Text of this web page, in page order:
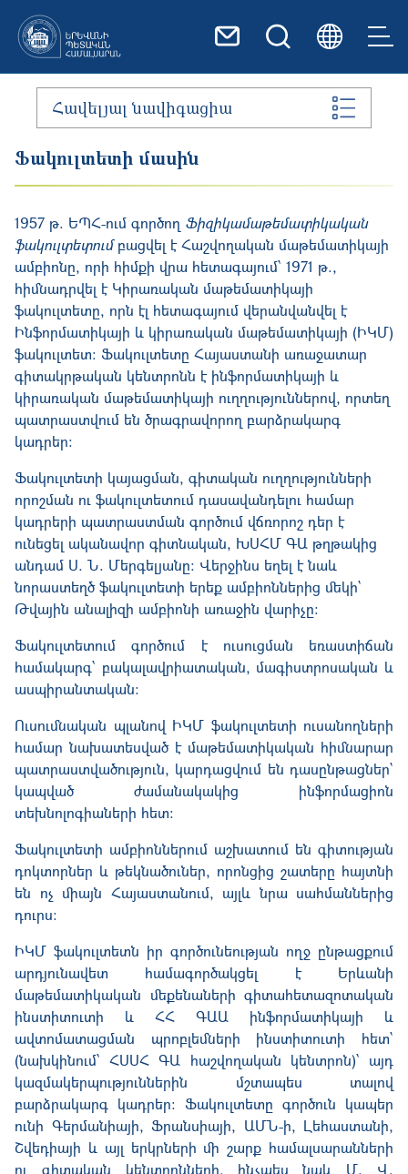
Հավելյալ նավիգացիա
Ֆակուլտետի մասին
1957 թ. ԵՊՀ-ում գործող Ֆիզիկամաթեմատիկական
ֆակուլտետումբացվել է Հաշվողական մաթեմատիկայի
ամբիոնը, որի հիմքի վրա հետագայում՝ 1971 թ.,
հիմնադրվել է Կիրառական մաթեմատիկայի
ֆակուլտետը, որն էլ հետագայում վերանվանվել է
Ինֆորմատիկայի և կիրառական մաթեմատիկայի (ԻԿՄ)
ֆակուլտետ։ Ֆակուլտետը Հայաստանի առաջատար
գիտակրթական կենտրոնն է ինֆորմատիկայի և
կիրառական մաթեմատիկայի ուղղություններով, որտեղ
պատրաստվում են ծրագրավորող բարձրակարգ
կադրեր։
Ֆակուլտետի կայացման, գիտական ուղղությունների
որոշման ու ֆակուլտետում դասավանդելու համար
կադրերի պատրաստման գործում վճռորոշ դեր է
ունեցել ականավոր գիտնական, ԽՍՀՄ ԳԱ թղթակից
անդամ Ս. Ն. Մերգելյանը: Վերջինս եղել է նաև
նորաստեղծ ֆակուլտետի երեք ամբիոններից մեկի`
Թվային անալիզի ամբիոնի առաջին վարիչը:
Ֆակուլտետում գործում է ուսուցման եռաստիճան
համակարգ՝ բակալավրիատական, մագիստրոսական և
ասպիրանտական։
Ուսումնական պլանով ԻԿՄ ֆակուլտետի ուսանողների
համար նախատեսված է մաթեմատիկական հիմնարար
պատրաստվածություն, կարդացվում են դասընթացներ`
կապված ժամանակակից ինֆորմացիոն
տեխնոլոգիաների հետ:
Ֆակուլտետի ամբիոններում աշխատում են գիտության
դոկտորներ և թեկնածուներ, որոնցից շատերը հայտնի
են ոչ միայն Հայաստանում, այլև նրա սահմաններից
դուրս:
ԻԿՄ ֆակուլտետն իր գործունեության ողջ ընթացքում
արդյունավետ համագործակցել է Երևանի
մաթեմատիկական մեքենաների գիտահետազոտական
ինստիտուտի և ՀՀ ԳԱԱ ինֆորմատիկայի և
ավտոմատացման պրոբլեմների ինստիտուտի հետ`
(նախկինում՝ ՀՍՍՀ ԳԱ հաշվողական կենտրոն)՝ այդ
կազմակերպություններին մշտապես տալով
բարձրակարգ կադրեր։ Ֆակուլտետը գործուն կապեր
ունի Գերմանիայի, Ֆրանսիայի, ԱՄՆ-ի, Լեհաստանի,
Շվեդիայի և այլ երկրների մի շարք համալսարանների
ու գիտական կենտրոնների, ինչպես նաև Մ. Վ.